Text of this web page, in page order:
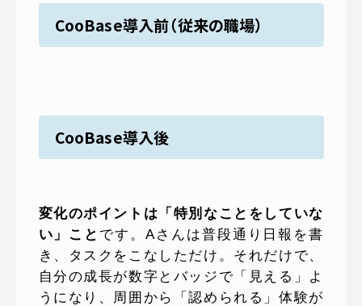
CooBase導入前（従来の職場）
CooBase導入後
変化のポイントは「特別なことをしていな
い」こと です。Aさんは普段通り日報を書
き、タスクをこなしただけ。それだけで、
自分の成長が数字とバッジで「見える」よ
うになり、周囲から「認められる」体験が